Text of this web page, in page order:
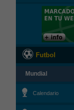
Futbol
Mundial
Calendario